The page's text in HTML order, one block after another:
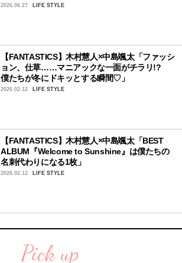
2026.06.27 LIFE STYLE
【FANTASTICS】木村慧人×中島颯太「ファッシ
ョン、仕草……マニアックな一面がチラリ!?
僕たちが冬にドキッとする瞬間♡」
2026.02.12 LIFE STYLE
【FANTASTICS】木村慧人×中島颯太「BEST
ALBUM『Welcome to Sunshine』は僕たちの
名刺代わりになる1枚」
2026.02.12 LIFE STYLE
Pick up